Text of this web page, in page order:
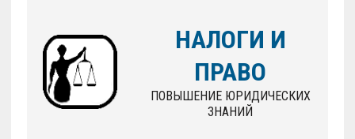
НАЛОГИ И
ПРАВО
ПОВЫШЕНИЕ ЮРИДИЧЕСКИХ
ЗНАНИЙ